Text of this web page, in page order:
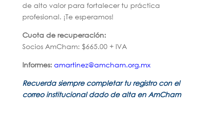
de alto valor para fortalecer tu práctica
profesional. ¡Te esperamos!
Cuota de recuperación:
Socios AmCham: $665.00 + IVA
Informes: amartinez@amcham.org.mx
Recuerda siempre completar tu registro con el
correo institucional dado de alta en AmCham